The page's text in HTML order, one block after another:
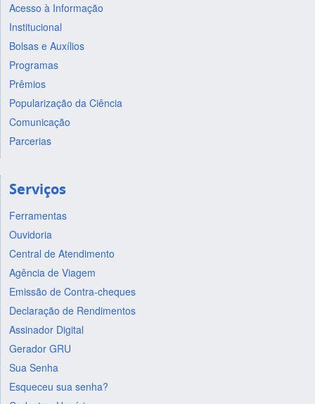
Acesso à Informação
Institucional
Bolsas e Auxílios
Programas
Prêmios
Popularização da Ciência
Comunicação
Parcerias
Serviços
Ferramentas
Ouvidoria
Central de Atendimento
Agência de Viagem
Emissão de Contra-cheques
Declaração de Rendimentos
Assinador Digital
Gerador GRU
Sua Senha
Esqueceu sua senha?